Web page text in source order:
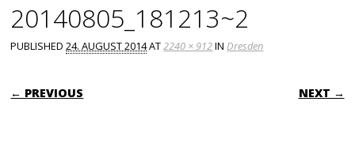
20140805_181213~2
PUBLISHED24. AUGUST 2014AT2240 × 912INDresden
← PREVIOUS NEXT →